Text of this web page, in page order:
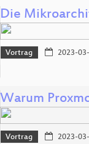
Die
Vortrag 2023-
Warum
Vortrag 2023-